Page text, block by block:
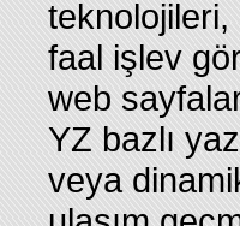
faal işlev
web
YZ bazlı
veya